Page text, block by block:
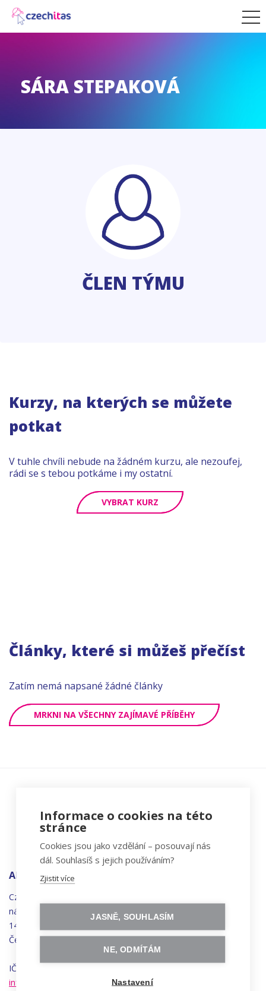
SÁRA STEPAKOVÁ
ČLEN TÝMU
Kurzy, na kterých se můžete
potkat
V tuhle chvíli nebude na žádném kurzu, ale nezoufej,
rádi se s tebou potkáme i my ostatní.
VYBRAT KURZ
Články, které si můžeš přečíst
Zatím nemá napsané žádné články
MRKNI NA VŠECHNY ZAJÍMAVÉ PŘÍBĚHY
ADRESA
Czechitas, z.ú.
náměstí
Synků 1748/17
140 00 Praha 4 - Nusle
Česká republika
IČO 22834958 | DIČ CZ22834958
info@czechitas.cz
Informace o cookies na této
stránce
Cookies jsou jako vzdělání – posouvají nás
dál. Souhlasíš s jejich používáním?
Zjistit více
JASNĚ, SOUHLASÍM
NE, ODMÍTÁM
Nastavení